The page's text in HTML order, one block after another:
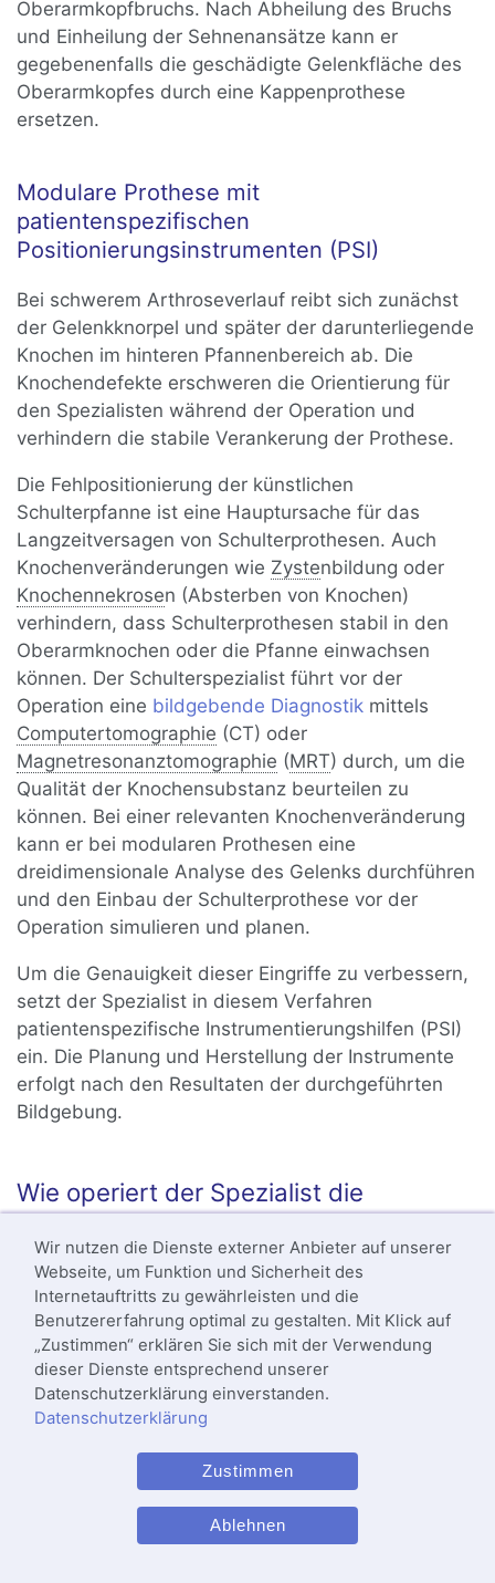
Oberarmkopfbruchs. Nach Abheilung des Bruchs
und Einheilung der Sehnenansätze kann er
gegebenenfalls die geschädigte Gelenkfläche des
Oberarmkopfes durch eine Kappenprothese
ersetzen.
Modulare Prothese mit
patientenspezifischen
Positionierungsinstrumenten (PSI)
Bei schwerem Arthroseverlauf reibt sich zunächst
der Gelenkknorpel und später der darunterliegende
Knochen im hinteren Pfannenbereich ab. Die
Knochendefekte erschweren die Orientierung für
den Spezialisten während der Operation und
verhindern die stabile Verankerung der Prothese.
Die Fehlpositionierung der künstlichen
Schulterpfanne ist eine Hauptursache für das
Langzeitversagen von Schulterprothesen. Auch
Knochenveränderungen wie Zystenbildung oder
Knochennekrosen (Absterben von Knochen)
verhindern, dass Schulterprothesen stabil in den
Oberarmknochen oder die Pfanne einwachsen
können. Der Schulterspezialist führt vor der
Operation eine bildgebende Diagnostik mittels
Computertomographie (CT) oder
Magnetresonanztomographie (MRT) durch, um die
Qualität der Knochensubstanz beurteilen zu
können. Bei einer relevanten Knochenveränderung
kann er bei modularen Prothesen eine
dreidimensionale Analyse des Gelenks durchführen
und den Einbau der Schulterprothese vor der
Operation simulieren und planen.
Um die Genauigkeit dieser Eingriffe zu verbessern,
setzt der Spezialist in diesem Verfahren
patientenspezifische Instrumentierungshilfen (PSI)
ein. Die Planung und Herstellung der Instrumente
erfolgt nach den Resultaten der durchgeführten
Bildgebung.
Wie operiert der Spezialist die
Schulterprothese?
Die Schulterprothese setzt eine ausreichend stabile
knöcherne Oberfläche im Schultergelenk voraus.
Sind diese Oberflächen durch eine Aufweichung
des Knochens aufgrund von
Durchblutungsstörungen (Osteonekrose
starkeVerringerung der Knochendichte
Schulterprothese nicht haltbar operieren. Auch
Infektionen des Schultergelenks
Wir nutzen die Dienste externer Anbieter auf unserer
Webseite, um Funktion und Sicherheit des
Internetauftritts zu gewährleisten und die
Benutzererfahrung optimal zu gestalten. Mit Klick auf
„Zustimmen“ erklären Sie sich mit der Verwendung
dieser Dienste entsprechend unserer
Datenschutzerklärung einverstanden.
Datenschutzerklärung
Zustimmen
Ablehnen